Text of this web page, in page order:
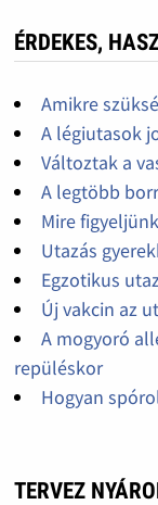
ÉRDEKES,
Amikre
A légiutasok
Változtak a
A legtöbb
Mire
Utazás
Egzotikus
Új vakcin az
A mogyoró
repüléskor
Hogyan
TERVEZ